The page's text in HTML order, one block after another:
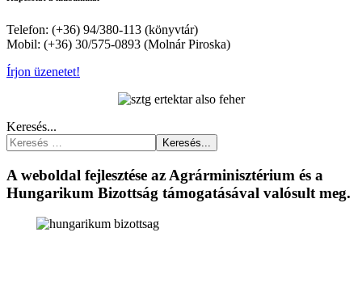
Telefon: (+36) 94/380-113 (könyvtár)
Mobil: (+36) 30/575-0893 (Molnár Piroska)
Írjon üzenetet!
Keresés...
Keresés...
A weboldal fejlesztése az Agrárminisztérium és a
Hungarikum Bizottság támogatásával valósult meg.